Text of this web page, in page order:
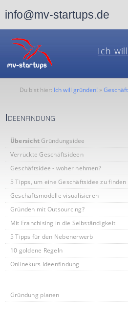
info@mv-startups.de
Ich
Du bist hier: Ich will gründen! »
Ideenfindung
Übersicht Gründungsidee
Verrückte Geschäftsideen
Geschäftsidee - woher nehmen?
5 Tipps, um eine Geschäftsidee zu finden
Geschäftsmodelle visualisieren
Gründen mit Outsourcing?
Mit Franchising in die Selbständigkeit
5 Tipps für den Nebenerwerb
10 goldene Regeln
Onlinekurs Ideenfindung
Gründung planen